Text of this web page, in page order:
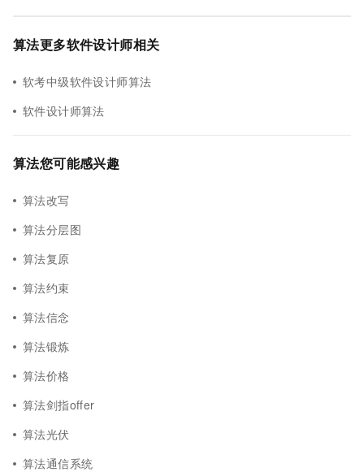
算法更多软件设计师相关
软考中级软件设计师算法
软件设计师算法
算法您可能感兴趣
算法改写
算法分层图
算法复原
算法约束
算法信念
算法锻炼
算法价格
算法剑指offer
算法光伏
算法通信系统